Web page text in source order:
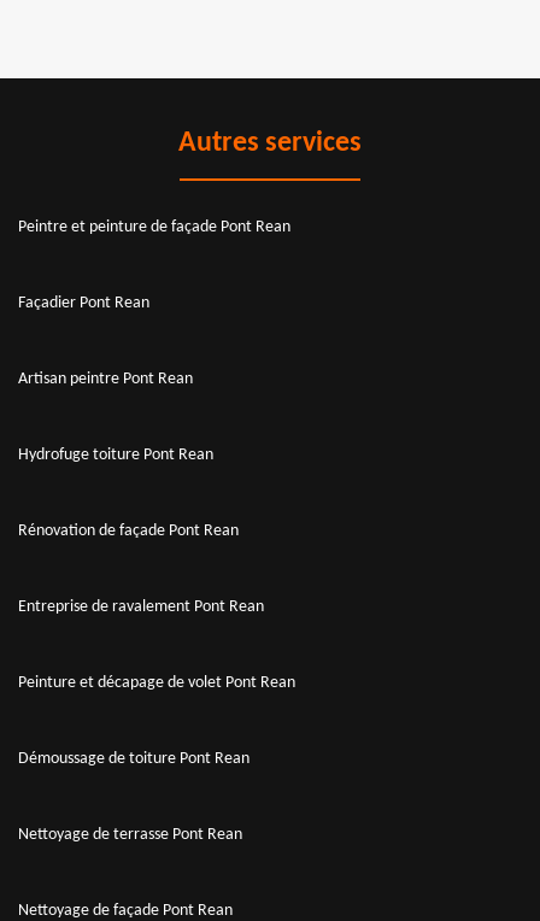
Autres services
Peintre et peinture de façade Pont Rean
Façadier Pont Rean
Artisan peintre Pont Rean
Hydrofuge toiture Pont Rean
Rénovation de façade Pont Rean
Entreprise de ravalement Pont Rean
Peinture et décapage de volet Pont Rean
Démoussage de toiture Pont Rean
Nettoyage de terrasse Pont Rean
Nettoyage de façade Pont Rean